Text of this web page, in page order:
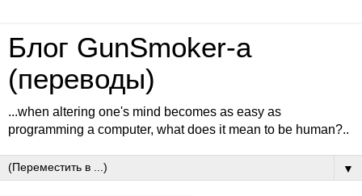
Блог GunSmoker-а
(переводы)
...when altering one's mind becomes as easy as
programming a computer, what does it mean to be human?..
▼